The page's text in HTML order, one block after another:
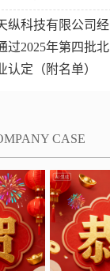
纵科技有限公司经
过2025年第四批北
认定（附名单）
CASE